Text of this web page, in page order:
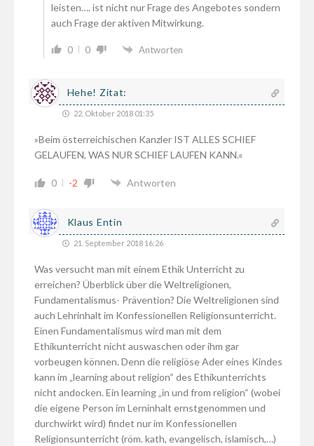
leisten…. ist nicht nur Frage des Angebotes sondern
auch Frage der aktiven Mitwirkung.
0 0 Antworten
Hehe! Zitat:
22. Oktober 2018 01:35
»Beim österreichischen Kanzler IST ALLES SCHIEF
GELAUFEN, WAS NUR SCHIEF LAUFEN KANN.«
0 -2 Antworten
Klaus Entin
21. September 2018 16:26
Was versucht man mit einem Ethik Unterricht zu
erreichen? Überblick über die Weltreligionen,
Fundamentalismus- Prävention? Die Weltreligionen sind
auch Lehrinhalt im Konfessionellen Religionsunterricht.
Einen Fundamentalismus wird man mit dem
Ethikunterricht nicht auswaschen oder ihm gar
vorbeugen können. Denn die religiöse Ader eines Kindes
kann im „learning about religion“ des Ethikunterrichts
nicht andocken. Ein learning „in und from religion“ (wobei
die eigene Person im Lerninhalt ernstgenommen und
durchwirkt wird) findet nur im Konfessionellen
Religionsunterricht (röm. kath, evangelisch, islamisch,…)